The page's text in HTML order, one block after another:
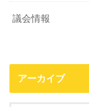
議会情報
アーカイブ